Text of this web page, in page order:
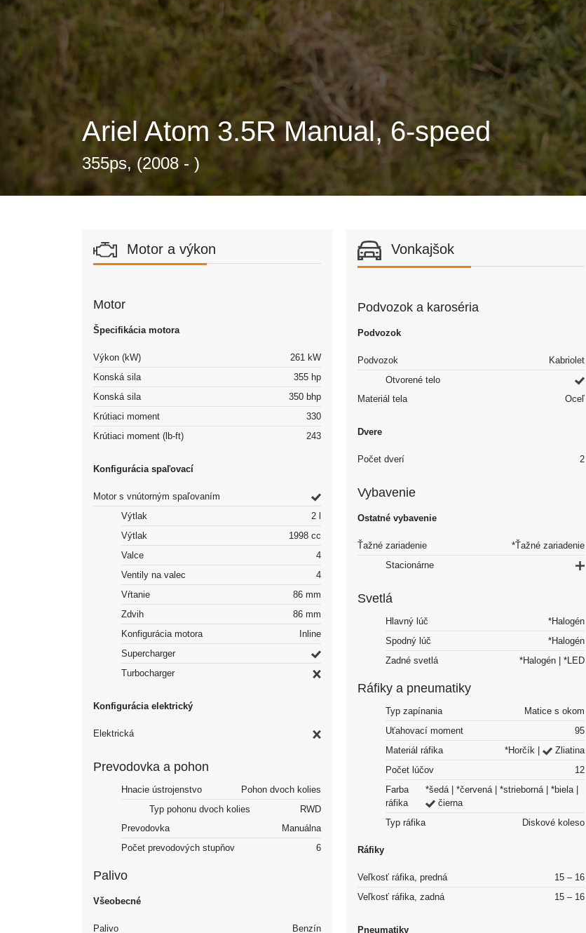
Ariel Atom 3.5R Manual, 6-speed
355ps, (2008 - )
Motor a výkon
Motor
Špecifikácia motora
Výkon (kW)
261 kW
Konská sila
355 hp
Konská sila
350 bhp
Krútiaci moment
330
Krútiaci moment (lb-ft)
243
Konfigurácia spaľovací
Motor s vnútorným spaľovaním
Výtlak
2 l
Výtlak
1998 cc
Valce
4
Ventily na valec
4
Vŕtanie
86 mm
Zdvih
86 mm
Konfigurácia motora
Inline
Supercharger
Turbocharger
Konfigurácia elektrický
Elektrická
Prevodovka a pohon
Hnacie ústrojenstvo
Pohon dvoch kolies
Typ pohonu dvoch kolies
RWD
Prevodovka
Manuálna
Počet prevodových stupňov
6
Palivo
Všeobecné
Palivo Benzín
Vonkajšok
Podvozok a karoséria
Podvozok
Podvozok
Kabriolet
Otvorené telo
Materiál tela
Oceľ
Dvere
Počet dverí 2
Vybavenie
Ostatné vybavenie
Ťažné zariadenie
*Ťažné zariadenie
Stacionárne
Svetlá
Hlavný lúč
*Halogén
Spodný lúč
*Halogén
Zadné svetlá
*Halogén | *LED
Ráfiky a pneumatiky
Typ zapínania
Matice s okom
Uťahovací moment
95
Materiál ráfika
*Horčík |
Zliatina
Počet lúčov
12
Farba
ráfika
čierna
Typ ráfika
Diskové koleso
Ráfiky
Veľkosť ráfika, predná
15 – 16
Veľkosť ráfika, zadná
15 – 16
Pneumatiky